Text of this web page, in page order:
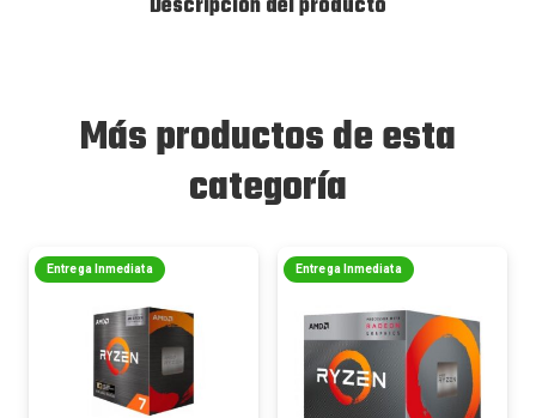
Más productos de esta
categoría
Entrega Inmediata Entrega Inmediata